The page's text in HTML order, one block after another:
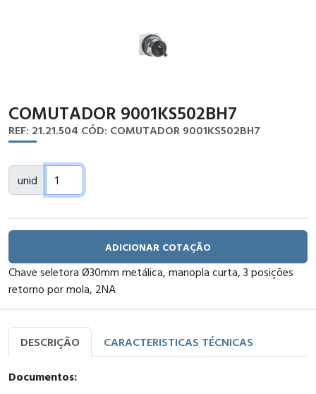
COMUTADOR 9001KS502BH7
REF: 21.21.504 CÓD: COMUTADOR 9001KS502BH7
unid
ADICIONAR COTAÇÃO
Chave seletora Ø30mm metálica, manopla curta, 3 posições
retorno por mola, 2NA
DESCRIÇÃO CARACTERISTICAS TÉCNICAS
Documentos: